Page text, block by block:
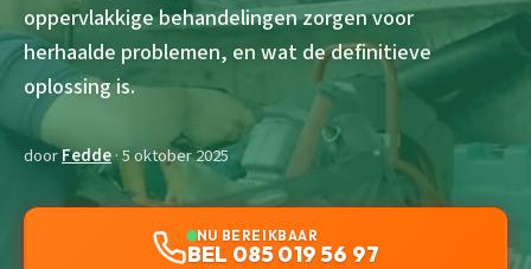
oppervlakkige behandelingen zorgen voor
herhaalde problemen, en wat de definitieve
oplossing is.
doorFedde· 5 oktober 2025
NU BEREIKBAAR
BEL 085 019 56 97